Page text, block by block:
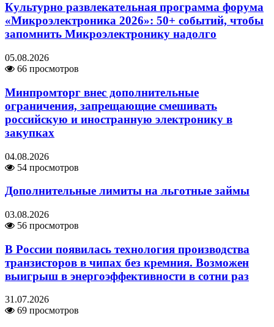
Культурно развлекательная программа форума
«Микроэлектроника 2026»: 50+ событий, чтобы
запомнить Микроэлектронику надолго
05.08.2026
66 просмотров
Минпромторг внес дополнительные
ограничения, запрещающие смешивать
российскую и иностранную электронику в
закупках
04.08.2026
54 просмотров
Дополнительные лимиты на льготные займы
03.08.2026
56 просмотров
В России появилась технология производства
транзисторов в чипах без кремния. Возможен
выигрыш в энергоэффективности в сотни раз
31.07.2026
69 просмотров